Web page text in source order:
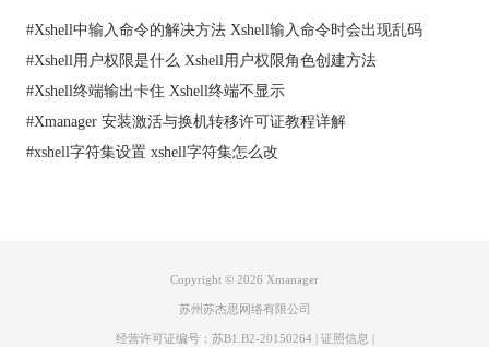
图2：设置不透明度
设置二、取消断开连接设置
#Xshell中输入命令的解决方法 Xshell输入命令时会出现乱码
#Xshell用户权限是什么 Xshell用户权限角色创建方法
#Xshell终端输出卡住 Xshell终端不显示
#Xmanager 安装激活与换机转移许可证教程详解
#xshell字符集设置 xshell字符集怎么改
Copyright © 2026 Xmanager
苏州苏杰思网络有限公司
经营许可证编号：苏B1.B2-20150264| 证照信息 |